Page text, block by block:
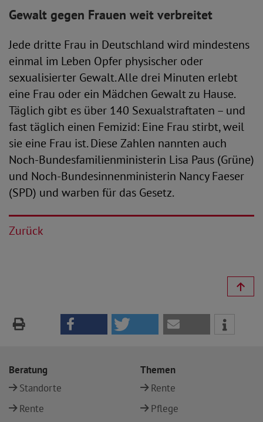
Gewalt gegen Frauen weit verbreitet
Jede dritte Frau in Deutschland wird mindestens
einmal im Leben Opfer physischer oder
sexualisierter Gewalt. Alle drei Minuten erlebt
eine Frau oder ein Mädchen Gewalt zu Hause.
Täglich gibt es über 140 Sexualstraftaten – und
fast täglich einen Femizid: Eine Frau stirbt, weil
sie eine Frau ist. Diese Zahlen nannten auch
Noch-Bundesfamilienministerin Lisa Paus (Grüne)
und Noch-Bundesinnenministerin Nancy Faeser
(SPD) und warben für das Gesetz.
Zurück
Beratung
Standorte
Rente
Themen
Rente
Pflege